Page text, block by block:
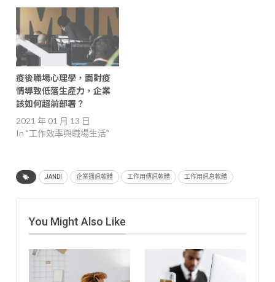
疫後職場心理學，面對疫
情導致低落生產力，企業
該如何超前部署？
2021 年 01 月 13 日
In "工作效率與職場生活"
JANDI 企業通訊軟體 工作用傳訊軟體 工作用訊息軟體
You Might Also Like